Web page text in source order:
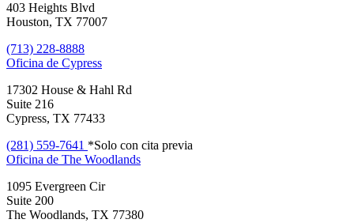
403 Heights Blvd
Houston, TX 77007
(713) 228-8888
Oficina de Cypress
17302 House & Hahl Rd
Suite 216
Cypress, TX 77433
(281) 559-7641 *Solo con cita previa
Oficina de The Woodlands
1095 Evergreen Cir
Suite 200
The Woodlands, TX 77380